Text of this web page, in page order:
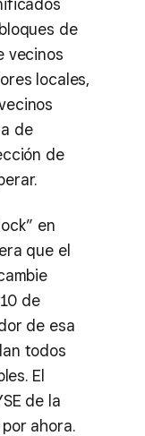
de
vecinos
locales,
de
de
en
que el
de
de esa
todos
El
de la
por ahora.